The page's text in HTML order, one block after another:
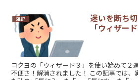
雑記
迷いを断ち
「ウィザー
コクヨの「ウィザード３」を使い始めて２
不便さ！解消されました！ この記事では、